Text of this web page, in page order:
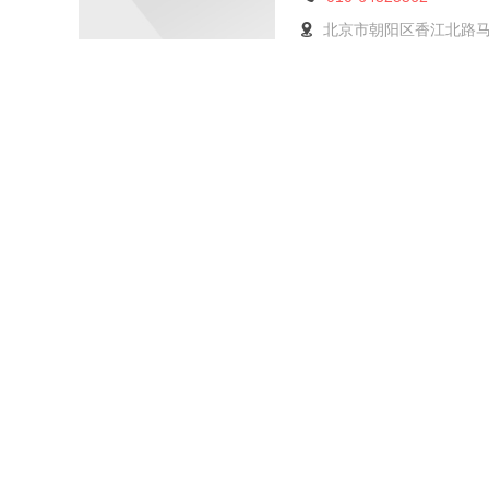
北京市朝阳区香江北路